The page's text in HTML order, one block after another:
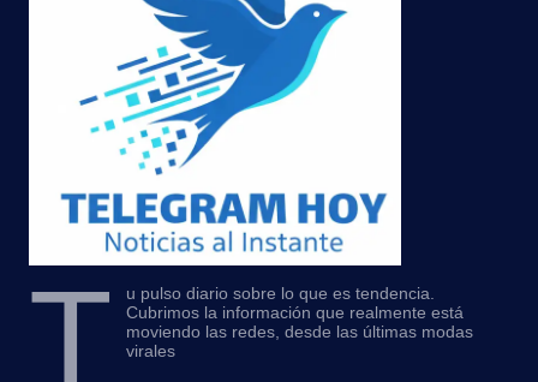
T
u pulso diario sobre lo que es tendencia.
Cubrimos la información que realmente está
moviendo las redes, desde las últimas modas
virales